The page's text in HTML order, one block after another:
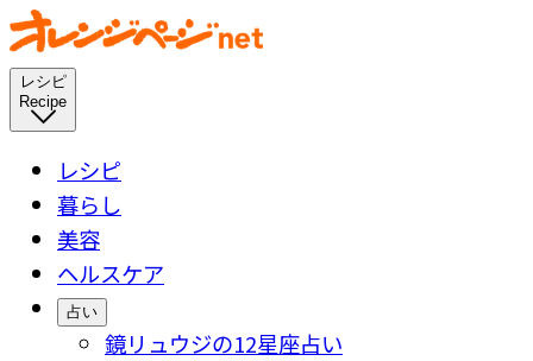
レシピ
Recipe
レシピ
暮らし
美容
ヘルスケア
占い
鏡リュウジの12星座占い